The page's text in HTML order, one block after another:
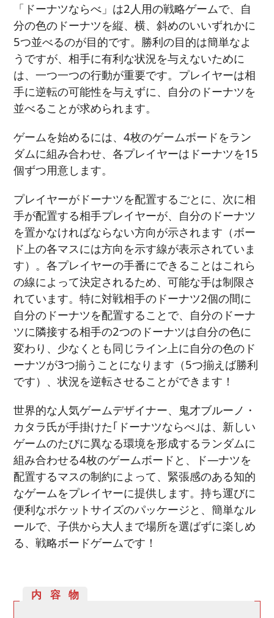
「ドーナツならべ」は2人用の戦略ゲームで、自
分の色のドーナツを縦、横、斜めのいいずれかに
5つ並べるのが目的です。勝利の目的は簡単なよ
うですが、相手に有利な状況を与えないために
は、一つ一つの行動が重要です。プレイヤーは相
手に逆転の可能性を与えずに、自分のドーナツを
並べることが求められます。
ゲームを始めるには、4枚のゲームボードをラン
ダムに組み合わせ、各プレイヤーはドーナツを15
個ずつ用意します。
プレイヤーがドーナツを配置するごとに、次に相
手が配置する相手プレイヤーが、自分のドーナツ
を置かなければならない方向が示されます（ボー
ド上の各マスには方向を示す線が表示されていま
す）。各プレイヤーの手番にできることはこれら
の線によって決定されるため、可能な手は制限さ
れています。特に対戦相手のドーナツ2個の間に
自分のドーナツを配置することで、自分のドーナ
ツに隣接する相手の2つのドーナツは自分の色に
変わり、少なくとも同じライン上に自分の色のド
ーナツが3つ揃うことになります（5つ揃えば勝利
です）、状況を逆転させることができます！
世界的な人気ゲームデザイナー、鬼才ブルーノ・
カタラ氏が手掛けた｢ドーナツならべ｣は、新しい
ゲームのたびに異なる環境を形成するランダムに
組み合わせる4枚のゲームボードと、ド―ナツを
配置するマスの制約によって、緊張感のある知的
なゲームをプレイヤーに提供します。持ち運びに
便利なポケットサイズのパッケージと、簡単なル
ールで、子供から大人まで場所を選ばずに楽しめ
る、戦略ボードゲームです！
内容物